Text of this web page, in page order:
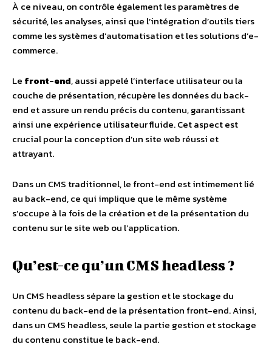
À ce niveau, on contrôle également les paramètres de
sécurité, les analyses, ainsi que l’intégration d’outils tiers
comme les systèmes d’automatisation et les solutions d’e-
commerce.
Le front-end, aussi appelé l’interface utilisateur ou la
couche de présentation, récupère les données du back-
end et assure un rendu précis du contenu, garantissant
ainsi une expérience utilisateur fluide. Cet aspect est
crucial pour la conception d’un site web réussi et
attrayant.
Dans un CMS traditionnel, le front-end est intimement lié
au back-end, ce qui implique que le même système
s’occupe à la fois de la création et de la présentation du
contenu sur le site web ou l’application.
Qu’est-ce qu’un CMS headless ?
Un CMS headless sépare la gestion et le stockage du
contenu du back-end de la présentation front-end. Ainsi,
dans un CMS headless, seule la partie gestion et stockage
du contenu constitue le back-end.